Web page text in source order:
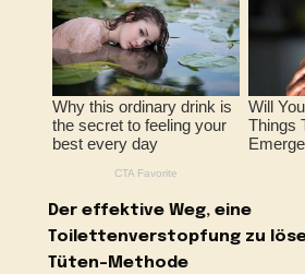
Der effektive Weg, eine
Toilettenverstopfung zu
Tüten-Methode